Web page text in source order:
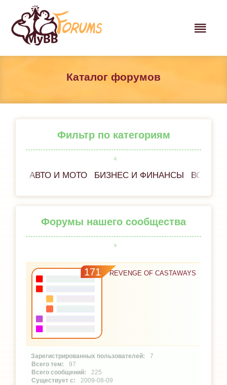
Каталог форумов
Фильтр по категориям
АВТО И МОТО БИЗНЕС И ФИНАНСЫ ВСЁ
Форумы нашего сообщества
171 REVENGE OF CASTAWAYS
7
97
225
2009-08-09